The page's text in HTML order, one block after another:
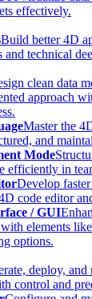
effectively.
Build better 4D
and technical
clean data
approach
Master the
and
Mode
efficiently in
Develop
code editor
/ GUI
elements
options.
deploy, and
control and